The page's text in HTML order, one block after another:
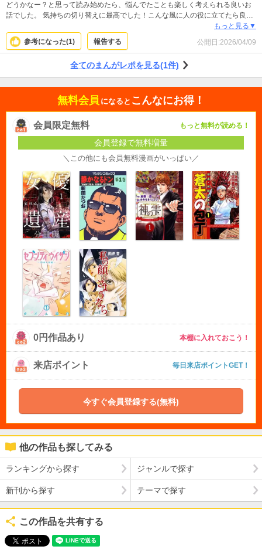
どうかなー？と思って読み始めたら、悩んでたことも楽しく考えられる良いお
話でした。 気持ちの切り替えに最高でした！こんな風に人の役に立てたら良い
もっと見る▼
参考になった(1) 報告する 公開日:2026/04/09
全てのまんがレポを見る(1件)
無料会員 になると こんなにお得！
会員限定無料 もっと無料が読める！
会員登録で無料増量
＼この他にも会員無料漫画がいっぱい／
0円作品あり 本棚に入れておこう！
来店ポイント 毎日来店ポイントGET！
今すぐ会員登録する(無料)
他の作品も探してみる
ランキングから探す ジャンルで探す
新刊から探す テーマで探す
この作品を共有する